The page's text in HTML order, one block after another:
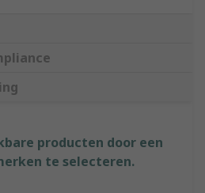
producten door een
te selecteren.